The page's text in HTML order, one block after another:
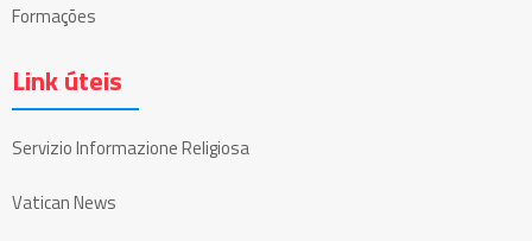
Formações
Link úteis
Servizio Informazione Religiosa
Vatican News